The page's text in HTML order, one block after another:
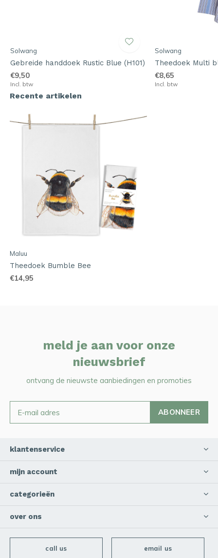
Solwang
Gebreide handdoek Rustic Blue (H101)
€9,50
Incl. btw
Solwang
Theedoek Multi
€8,65
Incl. btw
Recente artikelen
Maluu
Theedoek Bumble Bee
€14,95
meld je aan voor onze
nieuwsbrief
ontvang de nieuwste aanbiedingen en promoties
ABONNEER
klantenservice
mijn account
categorieën
over ons
call us email us